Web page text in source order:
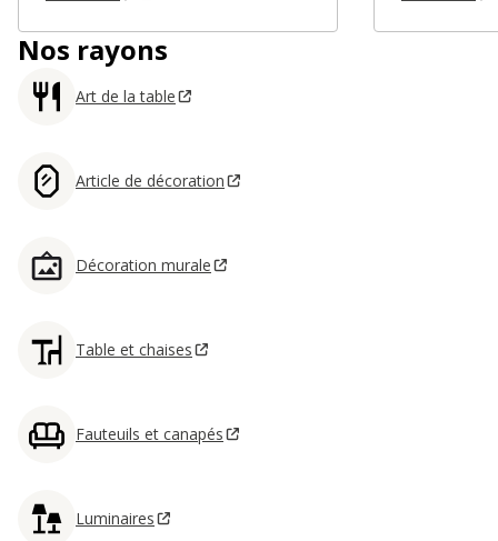
Nos rayons
Art de la table
Article de décoration
Décoration murale
Table et chaises
Fauteuils et canapés
Luminaires